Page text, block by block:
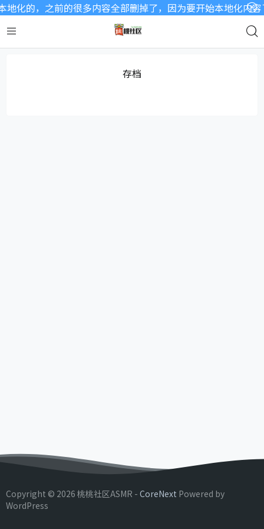
化的，之前的很多内容全部删掉了，因为要开始本地化内
存档
Copyright © 2026 桃桃社区ASMR - CoreNext Powered by
WordPress